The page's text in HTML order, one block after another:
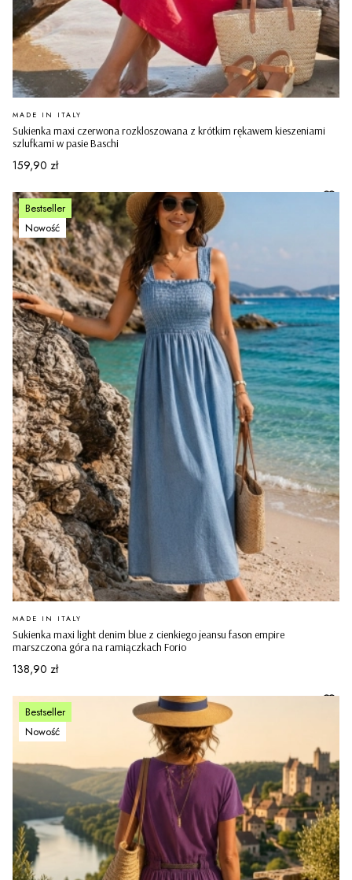
Sukienka maxi czerwona rozkloszowana z krótkim rękawem kieszeniami
szlufkami w pasie Baschi
PRODUCENT
MADE IN ITALY
Cena
159,90 zł
Bestseller
Nowość
Sukienka maxi light denim blue z cienkiego jeansu fason empire
marszczona góra na ramiączkach Forio
PRODUCENT
MADE IN ITALY
Cena
138,90 zł
Bestseller
Nowość